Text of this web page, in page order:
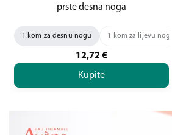
prste desna noga
1 kom za desnu nogu 1 kom za lijevu nogu
12,72 €
Kupite